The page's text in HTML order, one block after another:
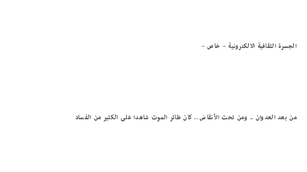
الجسرة الثقافية الالكترونية – خاص –
من بعد العدوان .. ومن تحت الأنقاض .. كان طائر الموت شاهدا على الكثير من الفساد